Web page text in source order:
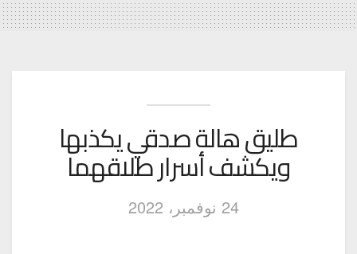
طليق هالة صدقي يكذبها
ويكشف أسرار طلاقهما
24 نوفمبر، 2022